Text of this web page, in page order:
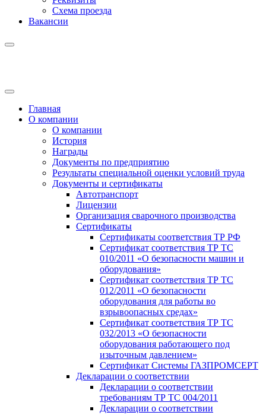
Схема проезда
Вакансии
Главная
О компании
О компании
История
Награды
Документы по предприятию
Результаты специальной оценки условий труда
Документы и сертификаты
Автотранспорт
Лицензии
Организация сварочного производства
Cертификаты
Сертификаты соответствия ТР РФ
Сертификат соответствия ТР ТС
010/2011 «О безопасности машин и
оборудования»
Сертификат соответствия ТР ТС
012/2011 «О безопасности
оборудования для работы во
взрывоопасных средах»
Сертификат соответствия ТР ТС
032/2013 «О безопасности
оборудования работающего под
изыточным давлением»
Сертификат Системы ГАЗПРОМСЕРТ
Декларации о соответствии
Декларации о соответствии
требованиям ТР ТС 004/2011
Декларации о соответствии